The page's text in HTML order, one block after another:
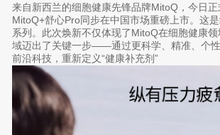
来自新西兰的细胞健康先锋品牌MitoQ，今日
MitoQ+舒心Pro同步在中国市场重磅上市。这
系列。此次焕新不仅体现了MitoQ在细胞健康
域迈出了关键一步——通过更科学、精准、个性
前沿科技，重新定义“健康补充剂”